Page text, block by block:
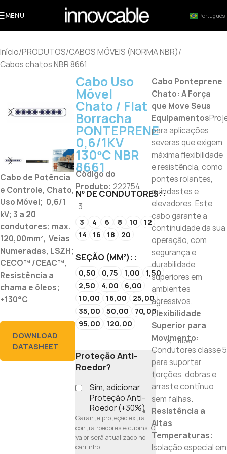
MENU Português
Início/PRODUTOS/CABOS MÓVEIS (NORMA NBR)/
Cabos chatos NBR 8661
Cabo de Potência
e Controle, Chato,
Uso Móvel; 0,6/1
kV; 3 a 20
condutores; max.
120,00mm², Veias
Numeradas, LSZH;
CECO™ /CEAC™,
Resistência a
chama e óleos;
+130°C
DOWNLOAD
DATASHEET
Cabo Uso
Móvel
Chato / Flat
Borracha
PONTEPRENE
0,6/1KV
130ºC NBR
8661
Código do
Produto: 222754
Nº DE CONDUTORES:
3
3 4 6 8 10
12
14
16 18 20
SEÇÃO (MM²):
0,50 0,75 1,00
1,50
2,50
4,00
6,00
10,00
16,00
25,00
35,00
50,00
70,00
95,00
120,00
Limpar
Proteção Anti-
Roedor?
Sim, adicionar
Proteção Anti-
Roedor (+30%)
Garante proteção extra
contra roedores e cupins. O
valor será atualizado no
carrinho.
Cabo Ponteprene
Chato: A Força
que Move Seus
Equipamentos
para aplicações
severas que exigem
máxima flexibilidade
e resistência, como
pontes rolantes,
guindastes e
elevadores. Este
cabo garante a
continuidade da sua
operação, com
segurança e
durabilidade
superiores em
ambientes
agressivos.
Flexibilidade
Superior para
Movimento:
Condutores classe 5
para suportar
torções, dobras e
arraste contínuo
sem falhas.
Resistência a
Altas
Temperaturas:
Isolação especial em